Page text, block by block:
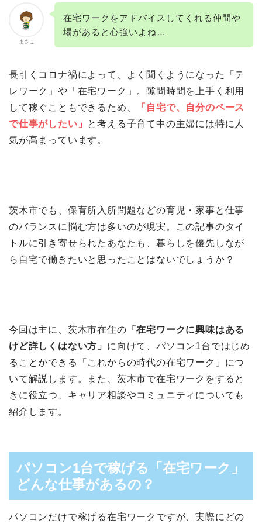
まさこ
在宅ワークをアドバイスしてくれる仲間や
場があると心強いよね…
長引くコロナ禍によって、よく聞くようになった「テ
レワーク」や「在宅ワーク」。隙間時間を上手く利用
して稼ぐこともできるため、
「自宅で、自分のペース
で仕事がしたい」 と考える子育て中の主婦には特に人
気が高まっています。
茨木市でも、保育所入所問題などの育児・家事と仕事
のバランスに悩む方は多いのが現実。この記事のタイ
トルに引き寄せられたあなたも、暮らしを優先しなが
ら自宅で働きたいと思ったことはないでしょうか？
今回は主に、茨木市在住の 「在宅ワークに興味はある
けど詳しくはない方」 に向けて、パソコン1台ではじめ
ることができる「これからの時代の在宅ワーク」につ
いて解説します。また、茨木市で在宅ワークをすると
きに役立つ、キャリア相談やコミュニティについても
紹介します。
パソコン1台で稼げる「在宅ワーク」
どんな仕事があるの？
パソコンだけで稼げる在宅ワークですが、実際にどの